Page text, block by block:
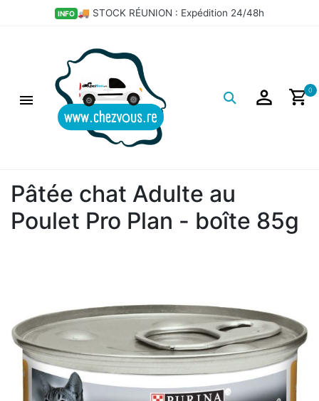
HOT 💣 LES BONS PLANS DÉPÔT
0
Pâtée chat Adulte au
Poulet Pro Plan - boîte 85g